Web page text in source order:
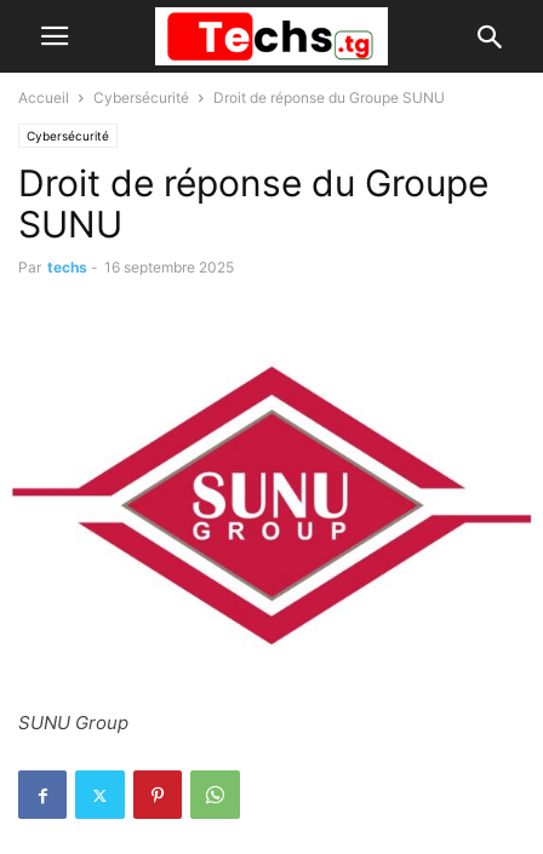
Accueil Cybersécurité Droit de réponse du Groupe SUNU
Cybersécurité
Droit de réponse du Groupe
SUNU
Par techs - 16 septembre 2025
SUNU Group